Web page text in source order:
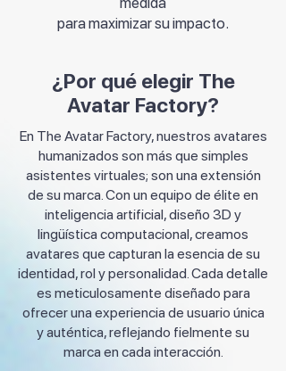
para maximizar su impacto.
¿Por qué elegir The
Avatar Factory?
En The Avatar Factory, nuestros avatares
humanizados son más que simples
asistentes virtuales; son una extensión
de su marca. Con un equipo de élite en
inteligencia artificial, diseño 3D y
lingüística computacional, creamos
avatares que capturan la esencia de su
identidad, rol y personalidad. Cada detalle
es meticulosamente diseñado para
ofrecer una experiencia de usuario única
y auténtica, reflejando fielmente su
marca en cada interacción.